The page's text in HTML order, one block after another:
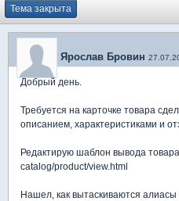
Тема закрыта
Ярослав Бровин
Добрый день.
Требуется на карточке товара
описанием, характеристиками и
Редактирую шаблон вывода
catalog/product/view.html
Нашел, как вытаскиваются алиасы